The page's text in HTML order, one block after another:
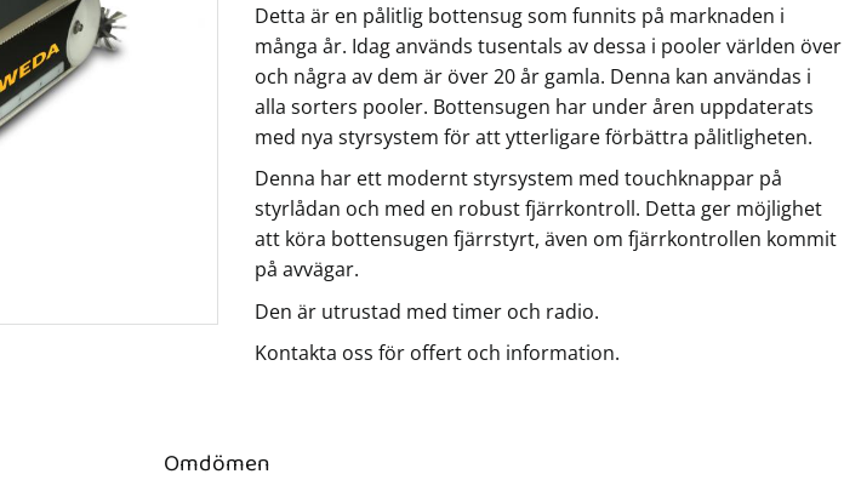
Detta är en pålitlig bottensug som funnits på marknaden i
många år. Idag används tusentals av dessa i pooler världen över
och några av dem är över 20 år gamla. Denna kan användas i
alla sorters pooler. Bottensugen har under åren uppdaterats
med nya styrsystem för att ytterligare förbättra pålitligheten.
Denna har ett modernt styrsystem med touchknappar på
styrlådan och med en robust fjärrkontroll. Detta ger möjlighet
att köra bottensugen fjärrstyrt, även om fjärrkontrollen kommit
på avvägar.
Den är utrustad med timer och radio.
Kontakta oss för offert och information.
Omdömen